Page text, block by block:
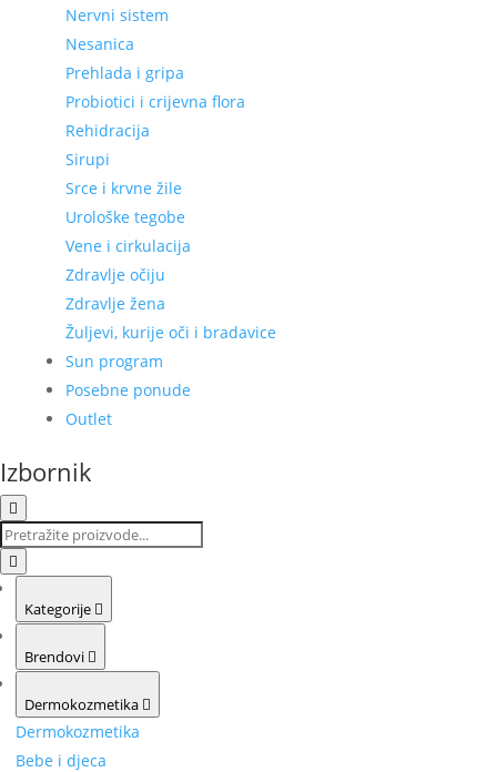
Nervni sistem
Nesanica
Prehlada i gripa
Probiotici i crijevna flora
Rehidracija
Sirupi
Srce i krvne žile
Urološke tegobe
Vene i cirkulacija
Zdravlje očiju
Zdravlje žena
Žuljevi, kurije oči i bradavice
Sun program
Posebne ponude
Outlet
Izbornik
Kategorije
Brendovi
Dermokozmetika
Dermokozmetika
Bebe i djeca